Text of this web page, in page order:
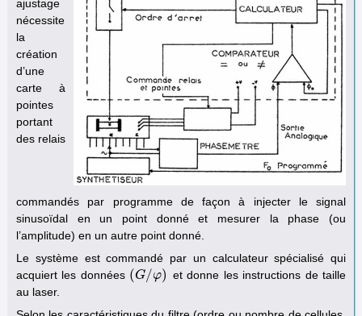
ajustage
nécessite
la
création
d’une
carte à
pointes
portant
des relais
commandés par programme de façon à injecter le signal
sinusoïdal en un point donné et mesurer la phase (ou
l’amplitude) en un autre point donné.
Le système est commandé par un calculateur spécialisé qui
acquiert les données (G/φ)
(G/φ)
et donne les instructions de taille
au laser.